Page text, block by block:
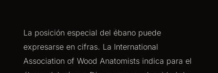
La posición especial del ébano puede
expresarse en cifras. La International
Association of Wood Anatomists indica para el